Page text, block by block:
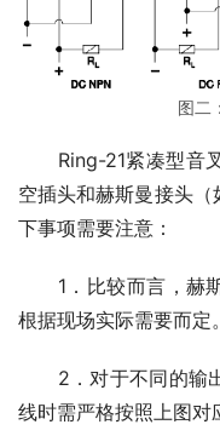
图二
Ring-21紧凑型音叉
空插头和赫斯曼接头
下事项需要注意：
1．比较而言，赫斯
根据现场实际需要而定。
2．对于不同的输出
线时需严格按照上图对